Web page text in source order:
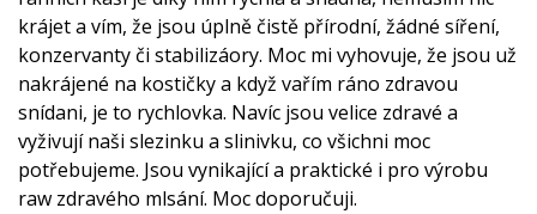
krájet a vím, že jsou úplně čistě přírodní, žádné síření,
konzervanty či stabilizáory. Moc mi vyhovuje, že jsou už
nakrájené na kostičky a když vařím ráno zdravou
snídani, je to rychlovka. Navíc jsou velice zdravé a
vyživují naši slezinku a slinivku, co všichni moc
potřebujeme. Jsou vynikající a praktické i pro výrobu
raw zdravého mlsání. Moc doporučuji.